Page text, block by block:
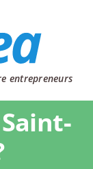
entrepreneurs